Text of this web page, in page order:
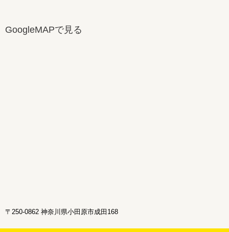
GoogleMAPで見る
〒250-0862 神奈川県小田原市成田168